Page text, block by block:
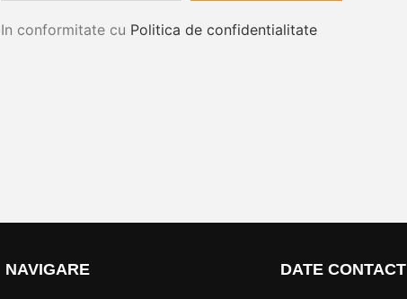
In conformitate cu Politica de confidentialitate
NAVIGARE DATE CONTACT